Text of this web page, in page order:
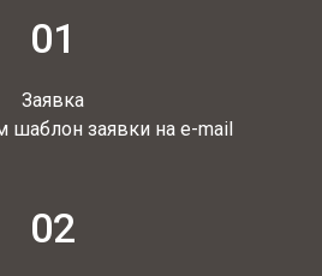
01
Заявка
заявки на e-mail
02